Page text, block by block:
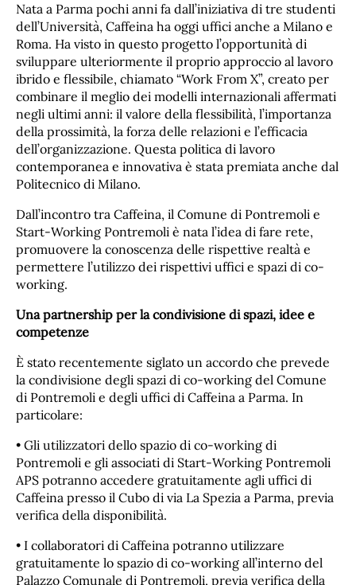
Nata a Parma pochi anni fa dall’iniziativa di tre studenti
dell’Università, Caffeina ha oggi uffici anche a Milano e
Roma. Ha visto in questo progetto l’opportunità di
sviluppare ulteriormente il proprio approccio al lavoro
ibrido e flessibile, chiamato “Work From X”, creato per
combinare il meglio dei modelli internazionali affermati
negli ultimi anni: il valore della flessibilità, l’importanza
della prossimità, la forza delle relazioni e l’efficacia
dell’organizzazione. Questa politica di lavoro
contemporanea e innovativa è stata premiata anche dal
Politecnico di Milano.
Dall’incontro tra Caffeina, il Comune di Pontremoli e
Start-Working Pontremoli è nata l’idea di fare rete,
promuovere la conoscenza delle rispettive realtà e
permettere l’utilizzo dei rispettivi uffici e spazi di co-
working.
Una partnership per la condivisione di spazi, idee e
competenze
È stato recentemente siglato un accordo che prevede
la condivisione degli spazi di co-working del Comune
di Pontremoli e degli uffici di Caffeina a Parma. In
particolare:
• Gli utilizzatori dello spazio di co-working di
Pontremoli e gli associati di Start-Working Pontremoli
APS potranno accedere gratuitamente agli uffici di
Caffeina presso il Cubo di via La Spezia a Parma, previa
verifica della disponibilità.
• I collaboratori di Caffeina potranno utilizzare
gratuitamente lo spazio di co-working all’interno del
Palazzo Comunale di Pontremoli, previa verifica della